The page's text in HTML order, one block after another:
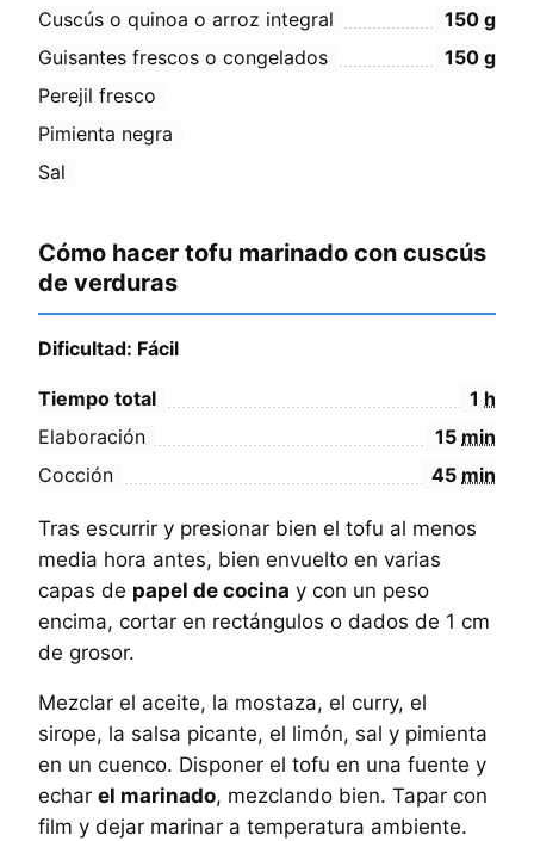
Cuscús o quinoa o arroz integral
150 g
Guisantes frescos o congelados
150 g
Perejil fresco
Pimienta negra
Sal
Cómo hacer tofu marinado con cuscús
de verduras
Dificultad: Fácil
Tiempo total 1 h
Elaboración
15 min
Cocción
45 min
Tras escurrir y presionar bien el tofu al menos
media hora antes, bien envuelto en varias
capas de papel de cocina y con un peso
encima, cortar en rectángulos o dados de 1 cm
de grosor.
Mezclar el aceite, la mostaza, el curry, el
sirope, la salsa picante, el limón, sal y pimienta
en un cuenco. Disponer el tofu en una fuente y
echar el marinado, mezclando bien. Tapar con
film y dejar marinar a temperatura ambiente.